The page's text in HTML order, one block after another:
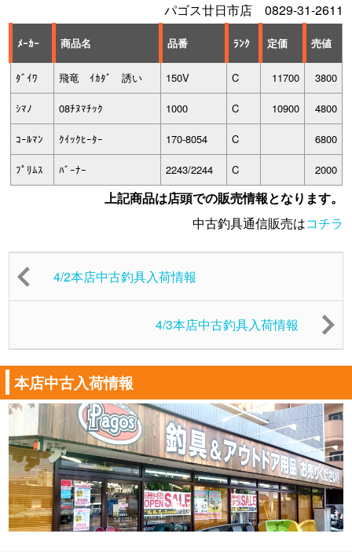
パゴス廿日市店 0829-31-2611
ﾒｰｶｰ 商品名 品番 ﾗﾝｸ 定価 売値
ﾀﾞｲﾜ 飛竜 ｲｶﾀﾞ 誘い 150V C 11700 3800
ｼﾏﾉ 08ﾁﾇﾏﾁｯｸ 1000 C 10900 4800
ｺｰﾙﾏﾝ ｸｲｯｸﾋｰﾀｰ 170-8054 C 6800
ﾌﾟﾘﾑｽ ﾊﾞｰﾅｰ 2243/2244 C 2000
上記商品は店頭での販売情報となります。
中古釣具通信販売はコチラ
4/2本店中古釣具入荷情報
4/3本店中古釣具入荷情報
本店中古入荷情報